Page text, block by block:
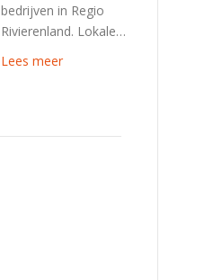
bedrijven in Regio
Rivierenland. Lokale…
Lees meer